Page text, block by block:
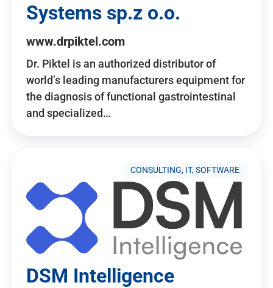
Systems sp.z o.o.
www.drpiktel.com
Dr. Piktel is an authorized distributor of
world’s leading manufacturers equipment for
the diagnosis of functional gastrointestinal
and specialized…
CONSULTING, IT, SOFTWARE
DSM Intelligence